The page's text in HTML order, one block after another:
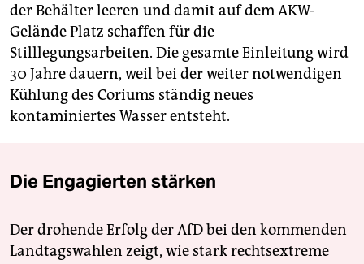
der Behälter leeren und damit auf dem AKW-
Gelände Platz schaffen für die
Stilllegungsarbeiten. Die gesamte Einleitung wird
30 Jahre dauern, weil bei der weiter notwendigen
Kühlung des Coriums ständig neues
kontaminiertes Wasser entsteht.
Die Engagierten stärken
Der drohende Erfolg der AfD bei den kommenden
Landtagswahlen zeigt, wie stark rechtsextreme